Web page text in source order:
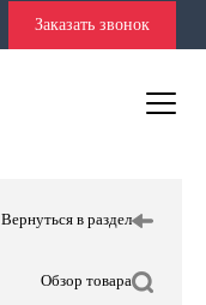
Заказать звонок
Вернуться в раздел
Обзор товара